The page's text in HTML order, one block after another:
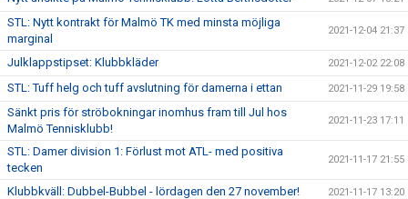
STL: Nytt kontrakt för Malmö TK med minsta möjliga
marginal
2021-12-04 21:37
Julklappstipset: Klubbkläder 2021-12-02 22:08
STL: Tuff helg och tuff avslutning för damerna i ettan 2021-11-29 19:58
Sänkt pris för ströbokningar inomhus fram till Jul hos
Malmö Tennisklubb!
2021-11-23 17:11
STL: Damer division 1: Förlust mot ATL- med positiva
tecken
2021-11-17 21:55
Klubbkväll: Dubbel-Bubbel - lördagen den 27 november! 2021-11-17 13:20